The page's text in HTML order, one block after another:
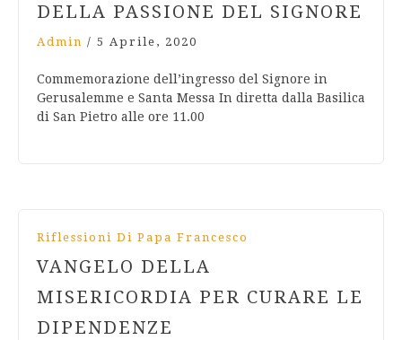
DELLA PASSIONE DEL SIGNORE
Admin / 5 Aprile, 2020
Commemorazione dell’ingresso del Signore in
Gerusalemme e Santa Messa In diretta dalla Basilica
di San Pietro alle ore 11.00
Riflessioni Di Papa Francesco
VANGELO DELLA
MISERICORDIA PER CURARE LE
DIPENDENZE